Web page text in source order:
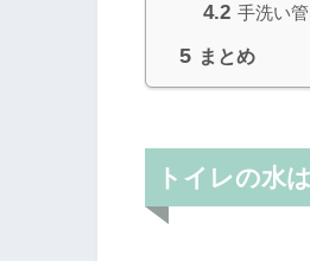
4.2 手洗い
5 まとめ
トイレの水